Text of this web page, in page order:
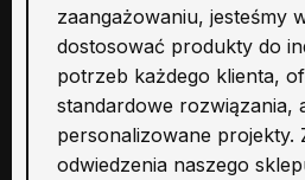
zaangażowaniu, jesteśmy
dostosować produkty do
potrzeb każdego klienta,
standardowe rozwiązania,
personalizowane projekty.
odwiedzenia naszego